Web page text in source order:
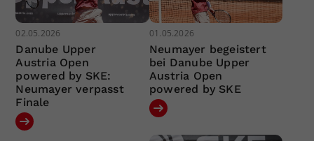
02.05.2026
Danube Upper
Austria Open
powered by SKE:
Neumayer verpasst
Finale
01.05.2026
Neumayer begeistert
bei Danube Upper
Austria Open
powered by SKE